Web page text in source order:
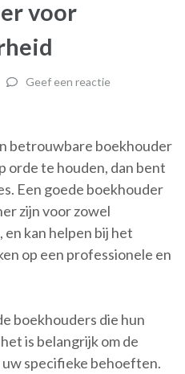
voor
Geef een reactie
betrouwbare boekhouder
orde te houden, dan bent
Een goede boekhouder
zijn voor zowel
kan helpen bij het
op een professionele en
boekhouders die hun
is belangrijk om de
specifieke behoeften.